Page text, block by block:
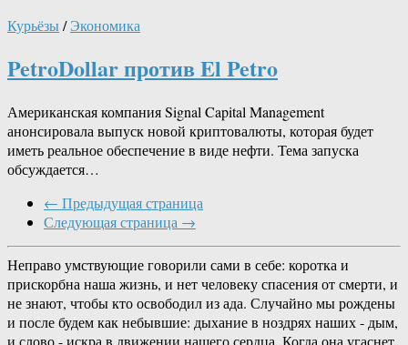
Курьёзы/Экономика
PetroDollar против El Petro
Американская компания Signal Capital Management
анонсировала выпуск новой криптовалюты, которая будет
иметь реальное обеспечение в виде нефти. Тема запуска
обсуждается…
← Предыдущая страница
Следующая страница →
Неправо умствующие говорили сами в себе: коротка и
прискорбна наша жизнь, и нет человеку спасения от смерти, и
не знают, чтобы кто освободил из ада. Случайно мы рождены
и после будем как небывшие: дыхание в ноздрях наших - дым,